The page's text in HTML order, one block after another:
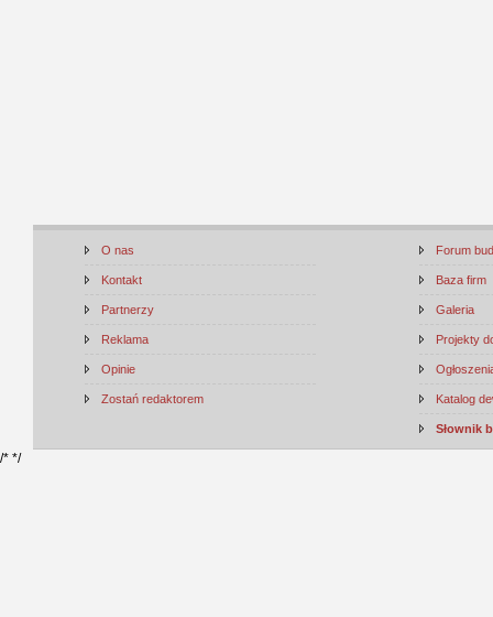
O nas
Kontakt
Partnerzy
Reklama
Opinie
Zostań redaktorem
Forum
Baza firm
Galeria
Projekty
Katalog
Słownik
/* */